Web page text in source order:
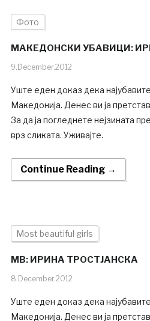
Фото
МАКЕДОНСКИ УБАВИЦИ:
9.December.2012
Уште еден доказ дека
Македонија. Денес ви ја
За да ја погледнете нејзината
врз сликата. Уживајте.
Continue Reading →
Most beautiful girls
MB: ИРИНА ТРОСТЈАНСКА
8.December.2012
Уште еден доказ дека
Македонија. Денес ви ја